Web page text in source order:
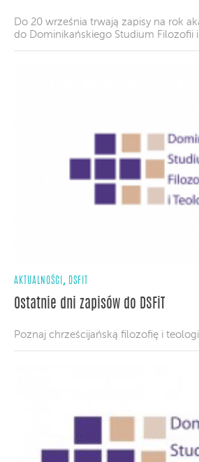
Do 20 września trwają zapisy na rok
do Dominikańskiego Studium Filozofii
AKTUALNOŚCI , DSFIT
Ostatnie dni zapisów do DSFiT
Poznaj chrześcijańską filozofię i